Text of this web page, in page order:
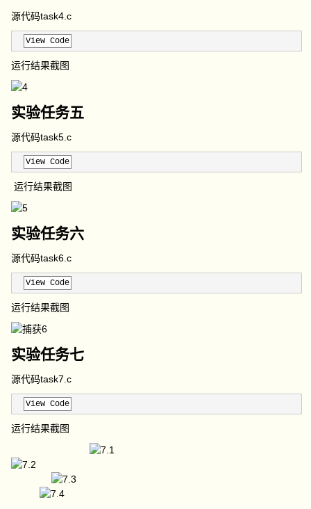
源代码task4.c
View Code
运行结果截图
实验任务五
源代码task5.c
View Code
运行结果截图
实验任务六
源代码task6.c
View Code
运行结果截图
实验任务七
源代码task7.c
View Code
运行结果截图